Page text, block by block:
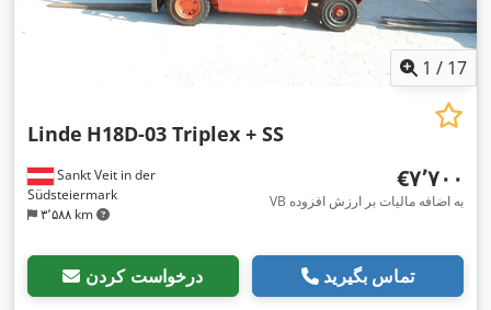
1 / 17
Sankt Veit in der
Südsteiermark
۳٬۵۸۸ km
Linde H18D-03 Triplex + SS
‎€۷٬۷۰۰
VB به اضافه مالیات بر ارزش افزوده
درخواست کردن تماس بگیرید